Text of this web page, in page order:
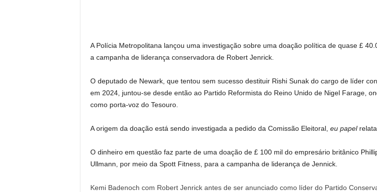
A Polícia Metropolitana lançou uma investigação sobre uma doação política de quase £
a campanha de liderança conservadora de Robert Jenrick.
O deputado de Newark, que tentou sem sucesso destituir Rishi Sunak do cargo de líder
em 2024, juntou-se desde então ao Partido Reformista do Reino Unido de Nigel Farage,
como porta-voz do Tesouro.
A origem da doação está sendo investigada a pedido da Comissão Eleitoral, eu papel
O dinheiro em questão faz parte de uma doação de £ 100 mil do empresário britânico
Ullmann, por meio da Spott Fitness, para a campanha de liderança de Jennick.
Kemi Badenoch com Robert Jenrick antes de ser anunciado como líder do Partido